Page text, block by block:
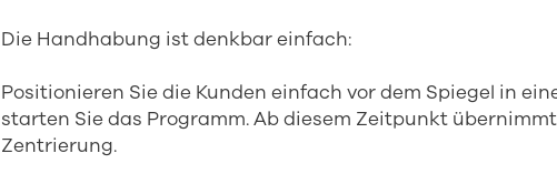
Die Handhabung ist denkbar einfach:
Positionieren Sie die Kunden einfach vor dem Spiegel in
starten Sie das Programm. Ab diesem Zeitpunkt
Zentrierung.